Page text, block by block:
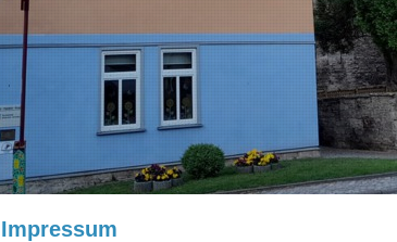
Impressum